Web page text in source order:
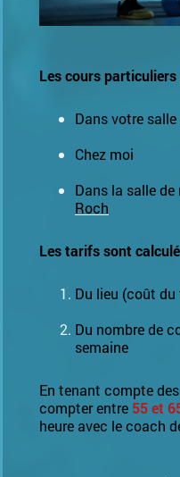
Les cours
Dans votre
Chez moi
Dans la salle
Roch
Les tarifs sont
Du lieu (coût
Du nombre de
semaine
En tenant compte
compter entre 55 et
heure avec le coach